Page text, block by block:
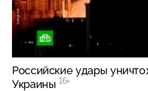
Российские удары
Украины 16+